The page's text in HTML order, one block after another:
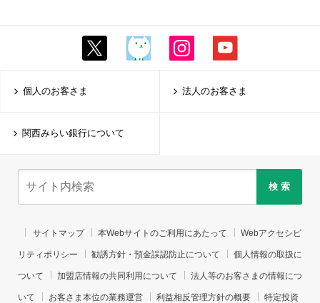
個人のお客さま 法人のお客さま
関西みらい銀行について
検 索
サイトマップ 本Webサイトのご利用にあたって Webアクセシビ
リティポリシー 勧誘方針・預金誤認防止について 個人情報の取扱に
ついて 加盟店情報の共同利用について 法人等のお客さまの情報につ
いて お客さま本位の業務運営 利益相反管理方針の概要 特定投資